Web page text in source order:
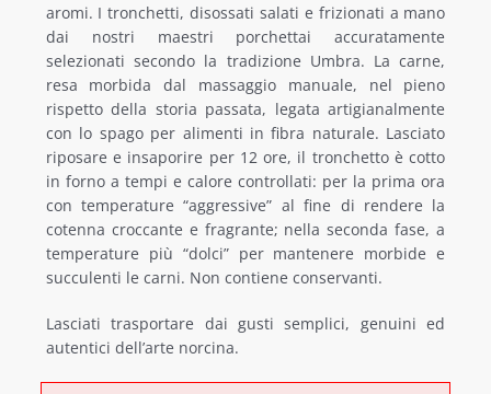
aromi. I tronchetti, disossati salati e frizionati a mano
dai nostri maestri porchettai accuratamente
selezionati secondo la tradizione Umbra. La carne,
resa morbida dal massaggio manuale, nel pieno
rispetto della storia passata, legata artigianalmente
con lo spago per alimenti in fibra naturale. Lasciato
riposare e insaporire per 12 ore, il tronchetto è cotto
in forno a tempi e calore controllati: per la prima ora
con temperature “aggressive” al fine di rendere la
cotenna croccante e fragrante; nella seconda fase, a
temperature più “dolci” per mantenere morbide e
succulenti le carni. Non contiene conservanti.
Lasciati trasportare dai gusti semplici, genuini ed
autentici dell’arte norcina.